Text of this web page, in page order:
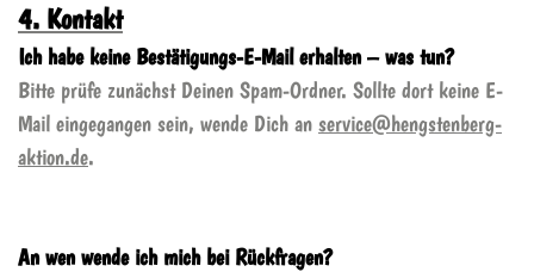
4. Kontakt
Ich habe keine Bestätigungs-E-Mail erhalten – was tun?
Bitte prüfe zunächst Deinen Spam-Ordner. Sollte dort keine E-
Mail eingegangen sein, wende Dich an service@hengstenberg-
aktion.de.
An wen wende ich mich bei Rückfragen?